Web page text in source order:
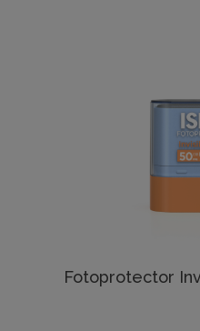
Fotoprotector